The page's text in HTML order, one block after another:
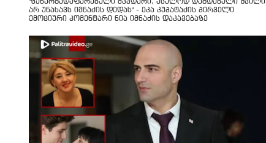
"ზეწარგადაფარებული მკვდარი, უსულოდ დაგდებული შვილი
არ უნახავს იმნაძის დედას" - ეკა კუპატაძის პირველი
ემოციური კომენტარი ნია იმნაძის დაკავებაზე